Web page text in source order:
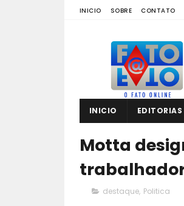
INICIO SOBRE CONTATO
INICIO EDITORIAS
Motta
destaque, Politica